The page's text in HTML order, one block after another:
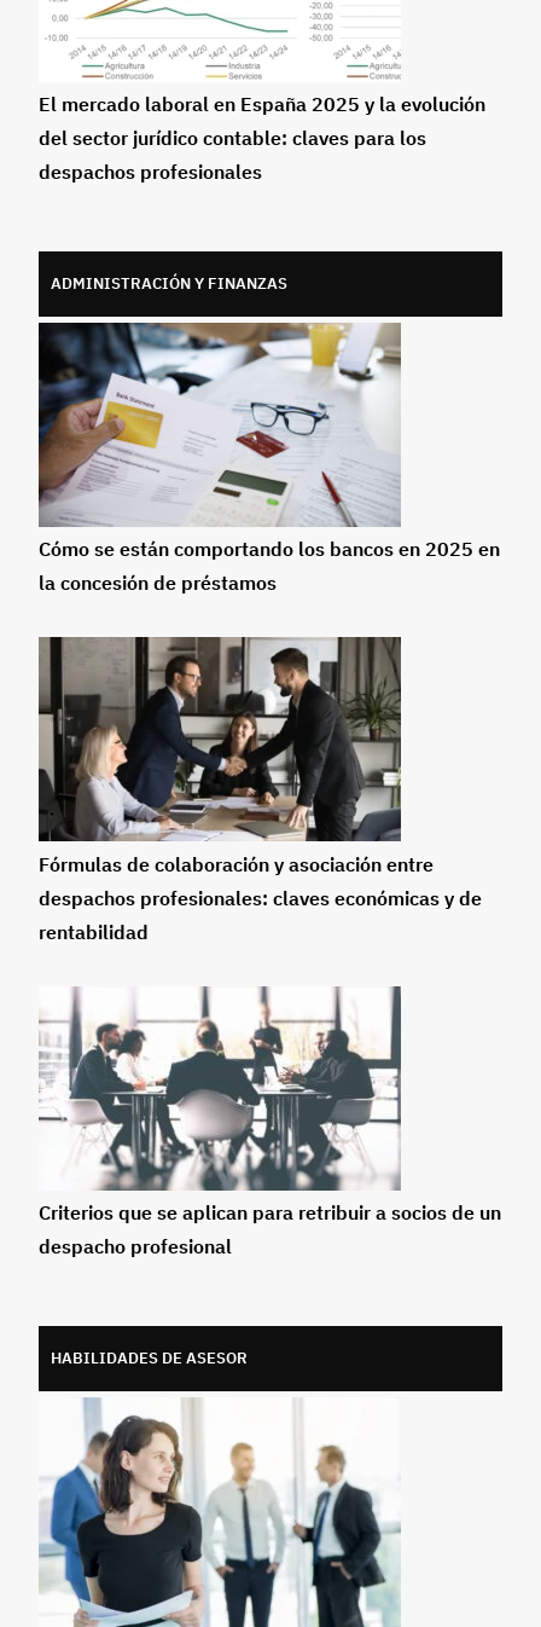
El mercado laboral en España 2025 y la evolución
del sector jurídico contable: claves para los
despachos profesionales
ADMINISTRACIÓN Y FINANZAS
Cómo se están comportando los bancos en 2025 en
la concesión de préstamos
Fórmulas de colaboración y asociación entre
despachos profesionales: claves económicas y de
rentabilidad
Criterios que se aplican para retribuir a socios de un
despacho profesional
HABILIDADES DE ASESOR